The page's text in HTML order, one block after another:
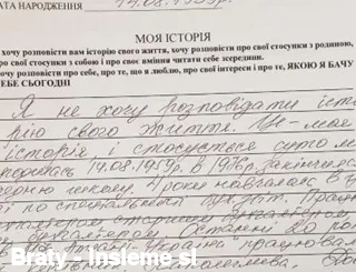
Braty - insieme si